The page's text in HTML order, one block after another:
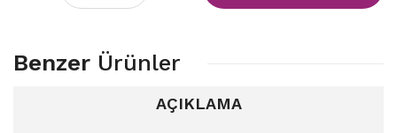
Benzer Ürünler
AÇIKLAMA